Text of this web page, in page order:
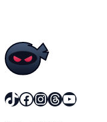
TikTok
Facebook
Instagram
Threads
YouTube